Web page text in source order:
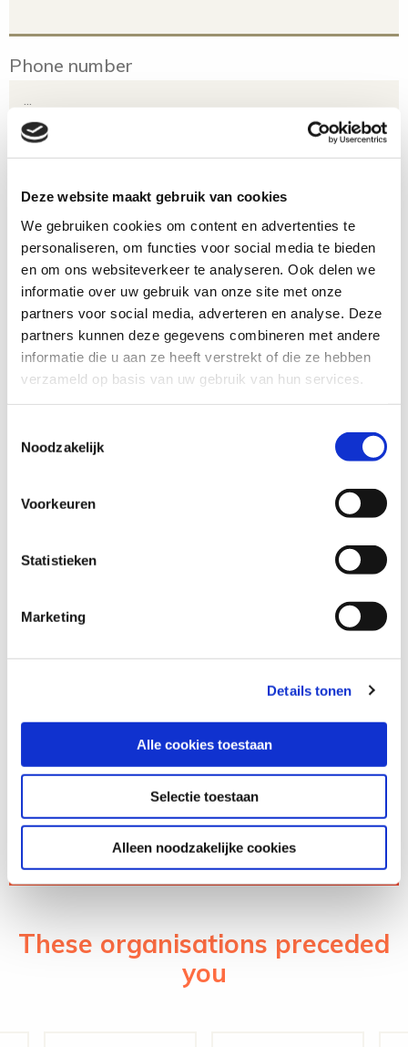
Deze website maakt gebruik van cookies
We gebruiken cookies om content en advertenties te
personaliseren, om functies voor social media te bieden
en om ons websiteverkeer te analyseren. Ook delen we
informatie over uw gebruik van onze site met onze
partners voor social media, adverteren en analyse. Deze
partners kunnen deze gegevens combineren met andere
informatie die u aan ze heeft verstrekt of die ze hebben
verzameld op basis van uw gebruik van hun services.
Noodzakelijk
Voorkeuren
Statistieken
Marketing
Details tonen
Alle cookies toestaan
Selectie toestaan
Alleen noodzakelijke cookies
Phone number
Email
Your question or comment
Be Advice
info@bethecareconcept.com
+31 294 210 500
These organisations preceded
you